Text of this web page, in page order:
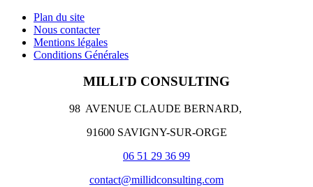
Plan du site
Nous contacter
Mentions légales
Conditions Générales
MILLI'D CONSULTING
98 AVENUE CLAUDE BERNARD,
91600 SAVIGNY-SUR-ORGE
06 51 29 36 99
contact@millidconsulting.com